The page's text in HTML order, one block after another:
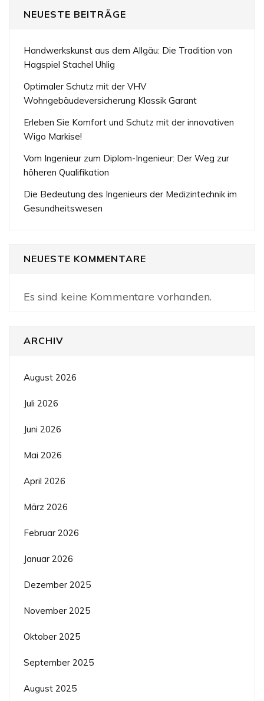
NEUESTE BEITRÄGE
Handwerkskunst aus dem Allgäu: Die Tradition von
Hagspiel Stachel Uhlig
Optimaler Schutz mit der VHV
Wohngebäudeversicherung Klassik Garant
Erleben Sie Komfort und Schutz mit der innovativen
Wigo Markise!
Vom Ingenieur zum Diplom-Ingenieur: Der Weg zur
höheren Qualifikation
Die Bedeutung des Ingenieurs der Medizintechnik im
Gesundheitswesen
NEUESTE KOMMENTARE
Es sind keine Kommentare vorhanden.
ARCHIV
August 2026
Juli 2026
Juni 2026
Mai 2026
April 2026
März 2026
Februar 2026
Januar 2026
Dezember 2025
November 2025
Oktober 2025
September 2025
August 2025